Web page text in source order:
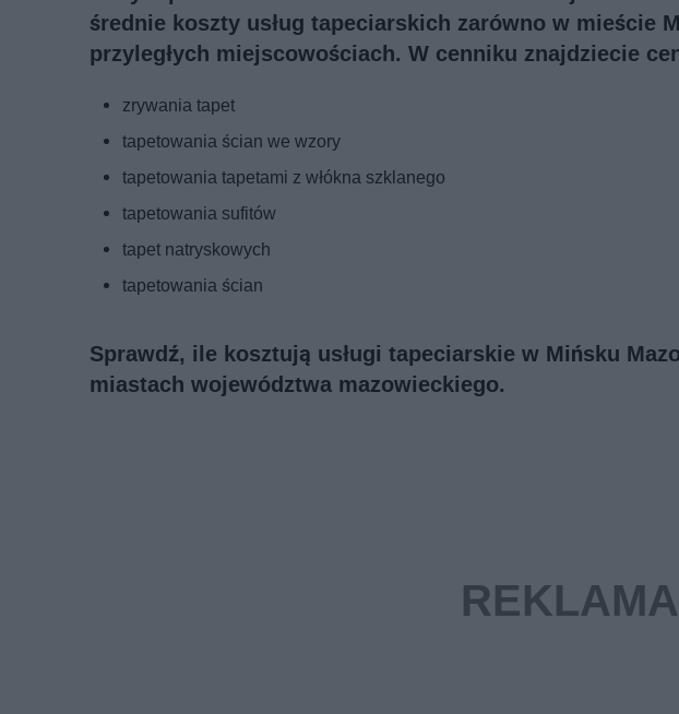
średnie koszty usług tapeciarskich zarówno w mieście
przyległych miejscowościach. W cenniku znajdziecie
zrywania tapet
tapetowania ścian we wzory
tapetowania tapetami z włókna szklanego
tapetowania sufitów
tapet natryskowych
tapetowania ścian
Sprawdź, ile kosztują usługi tapeciarskie w Mińsku
miastach województwa mazowieckiego.